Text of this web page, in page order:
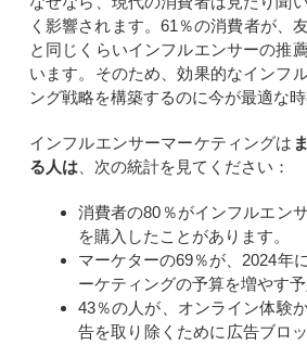
く影響されます。61％の消費者が、
と同じくらいインフルエンサーの推
います。そのため、効果的なインフ
ング戦略を構築するのに今が最適な時
インフルエンサーマーケティングは
る人は、次の統計を見てください：
消費者の80％がインフルエン
を購入したことがあります。
マーケターの69％が、2024年
ーケティングの予算を増やす予
43％の人が、オンライン体験
告を取り除くために広告ブロ